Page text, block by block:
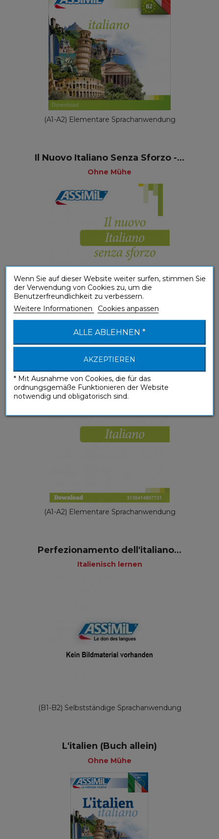
(A1-A2) Elementare Sprachanwendung
Il Nuovo Italiano Senza Sforzo -...
Ohne Mühe
(A1-A2) Elementare Sprachanwendung
(A1-A2) Elementare Sprachanwendung
Perfezionamento dell'italiano...
Italienisch lernen
(B1-B2) Selbstständige Sprachanwendung
L'italien (Buch allein)
Ohne Mühe
Wenn Sie auf dieser Website weiter surfen, stimmen Sie
der Verwendung von Cookies zu, um die
Benutzerfreundlichkeit zu verbessern.
Weitere Informationen
Cookies anpassen
ALLE ABLEHNEN *
AKZEPTIEREN
* Mit Ausnahme von Cookies, die für das
ordnungsgemäße Funktionieren der Website
notwendig und obligatorisch sind.